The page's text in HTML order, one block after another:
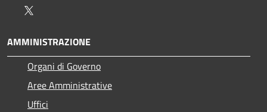
AMMINISTRAZIONE
Organi di Governo
Aree Amministrative
Uffici